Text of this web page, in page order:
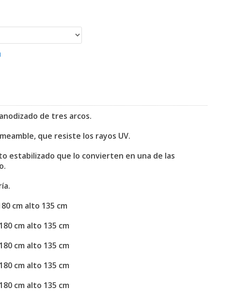
de tres arcos.
que resiste los rayos UV.
estabilizado que lo convierten en una de las
cm alto 135 cm
cm alto 135 cm
cm alto 135 cm
cm alto 135 cm
cm alto 135 cm